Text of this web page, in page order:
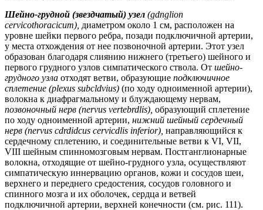
Шейно-грудной (звездчатый) узел (gdnglion
cervicothoracicum), диаметром около 1 см, расположен на
уровне шейки первого ребра, позади подключичной артерии,
у места отхождения от нее позвоночной артерии. Этот узел
образован благодаря слиянию нижнего (третьего) шейного и
первого грудного узлов симпатического ствола. От шейно-
грудного узла отходят ветви, образующие подключичное
сплетение (plexus subcldvius) (по ходу одноименной артерии),
волокна к диафрагмальному и блуждающему нервам,
позвоночный нерв (nervus vertebrdlis), образующий сплетение
по ходу одноименной артерии, нижний шейный сердечный
нерв (nervus cdrdidcus cervicdlis inferior), направляющийся к
сердечному сплетению, и соединительные ветви к VI, VII,
VIII шейным спинномозговым нервам. Постганглионарные
волокна, отходящие от шейно-грудного узла, осуществляют
симпатическую иннервацию органов, кожи и сосудов шеи,
верхнего и переднего средостения, сосудов головного и
спинного мозга и их оболочек, сердца и ветвей
подключичной артерии, верхней конечности (см. рис. 111).